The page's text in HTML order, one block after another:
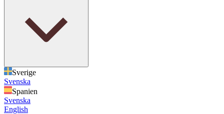
Sverige
Svenska
Spanien
Svenska
English